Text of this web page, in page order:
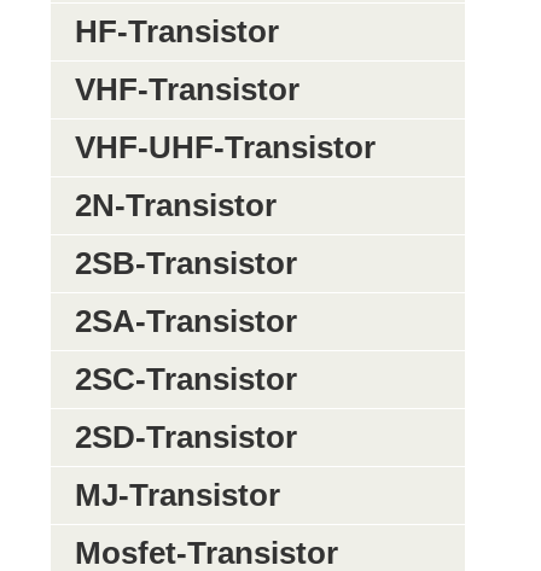
HF-Transistor
VHF-Transistor
VHF-UHF-Transistor
2N-Transistor
2SB-Transistor
2SA-Transistor
2SC-Transistor
2SD-Transistor
MJ-Transistor
Mosfet-Transistor